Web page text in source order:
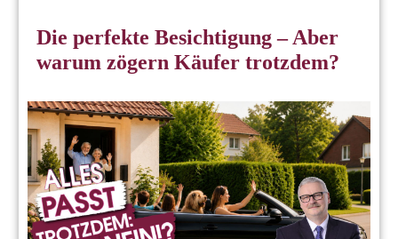
Die perfekte Besichtigung – Aber
warum zögern Käufer trotzdem?